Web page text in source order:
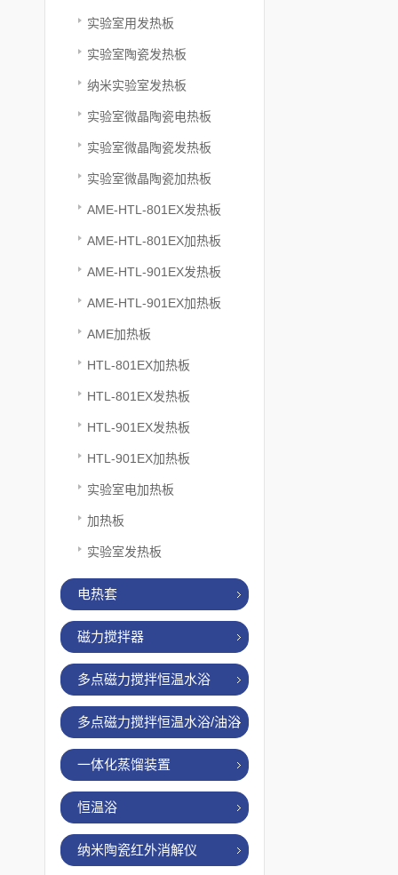
实验室用发热板
实验室陶瓷发热板
纳米实验室发热板
实验室微晶陶瓷电热板
实验室微晶陶瓷发热板
实验室微晶陶瓷加热板
AME-HTL-801EX发热板
AME-HTL-801EX加热板
AME-HTL-901EX发热板
AME-HTL-901EX加热板
AME加热板
HTL-801EX加热板
HTL-801EX发热板
HTL-901EX发热板
HTL-901EX加热板
实验室电加热板
加热板
实验室发热板
电热套
磁力搅拌器
多点磁力搅拌恒温水浴
多点磁力搅拌恒温水浴/油浴
一体化蒸馏装置
恒温浴
纳米陶瓷红外消解仪